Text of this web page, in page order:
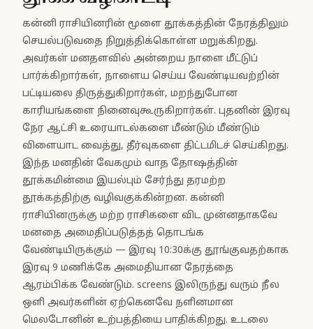
கன்னி ராசியினரின் மூளை தூக்கத்தின் நேரத்திலும்
செயல்படுவதை நிறுத்திக்கொள்ள மறுக்கிறது.
அவர்கள் மனதளவில் அன்றைய நாளை மீட்டுப்
பார்க்கிறார்கள், நாளைய செய்ய வேண்டியவற்றின்
பட்டியலை திருத்துகிறார்கள், மறந்துபோன
காரியங்களை நினைவுகூருகிறார்கள். புதனின் இரவு
நேர ஆட்சி உரையாடல்களை மீண்டும் மீண்டும்
விளையாட வைத்து, தீர்வுகளை திட்டமிடச் செய்கிறது.
இந்த மனதின் வேகமும் வாத தோஷத்தின்
தூக்கமின்மை இயல்பும் சேர்ந்து தரமற்ற
தூக்கத்திற்கு வழிவகுக்கின்றன. கன்னி
ராசியினருக்கு மற்ற ராசிகளை விட முன்னதாகவே
மனதை அமைதிப்படுத்தத் தொடங்க
வேண்டியிருக்கும் — இரவு 10:30க்கு தூங்குவதற்காக
இரவு 9 மணிக்கே அமைதியான நேரத்தை
ஆரம்பிக்க வேண்டும். screens இலிருந்து வரும் நீல
ஒளி அவர்களின் ஏற்கெனவே நளினமான
மெலடோனின் உற்பத்தியை பாதிக்கிறது. உடலை